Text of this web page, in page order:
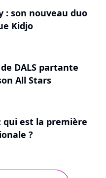
: son nouveau duo
Kidjo
DALS partante
All Stars
qui est la première
?